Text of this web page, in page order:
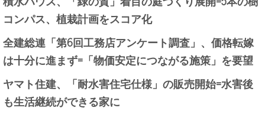
コンパス、植栽計画をスコア化
全建総連「第6回工務店アンケート調査」、価格転嫁
は十分に進まず=「物価安定につながる施策」を要望
ヤマト住建、「耐水害住宅仕様」の販売開始=水害後
も生活継続ができる家に